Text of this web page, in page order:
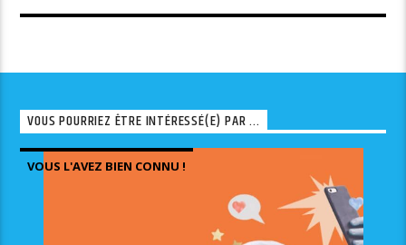
VOUS POURRIEZ ÊTRE INTÉRESSÉ(E) PAR ...
VOUS L'AVEZ BIEN CONNU !